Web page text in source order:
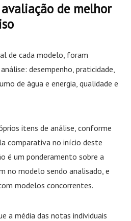
de melhor
de cada modelo, foram
desempenho, praticidade,
de água e energia, qualidade e
itens de análise, conforme
comparativa no início deste
é um ponderamento sobre a
no modelo sendo analisado, e
modelos concorrentes.
a média das notas individuais